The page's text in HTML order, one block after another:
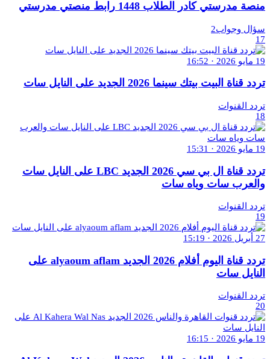
منصة مدرستي كادر الطلاب 1448 رابط منصتي مدرستي
سؤال وجواب2
17
19 مايو 2026 · 16:52
تردد قناة البيت بيتك سينما 2026 الجديد على النايل سات
تردد القنوات
18
19 مايو 2026 · 15:31
تردد قناة ال بي سي 2026 الجديد LBC على النايل سات
والعرب سات وياه سات
تردد القنوات
19
27 أبريل 2026 · 15:19
تردد قناة اليوم أفلام 2026 الجديد alyaoum aflam على
النايل سات
تردد القنوات
20
19 مايو 2026 · 16:15